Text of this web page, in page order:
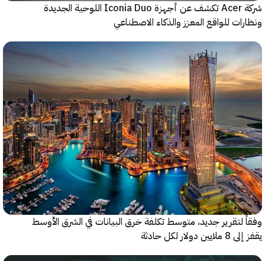
شركة Acer تكشف عن أجهزة Iconia Duo اللوحية الجديدة
للواقع المعزز والذكاء الاصطناعي
جديد، متوسط تكلفة خرق البيانات في الشرق الأوسط
لكل حادثة